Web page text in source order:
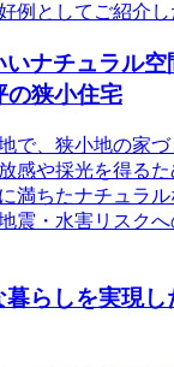
例としてご紹介し
ナチュラル空
の狭小住宅
で、狭小地の家
感や採光を得るた
満ちたナチュラ
震・水害リスク
らしを実現し